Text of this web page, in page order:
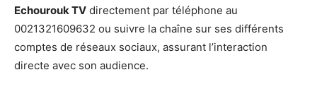
Echourouk TV directement par téléphone au
0021321609632 ou suivre la chaîne sur ses différents
comptes de réseaux sociaux, assurant l’interaction
directe avec son audience.